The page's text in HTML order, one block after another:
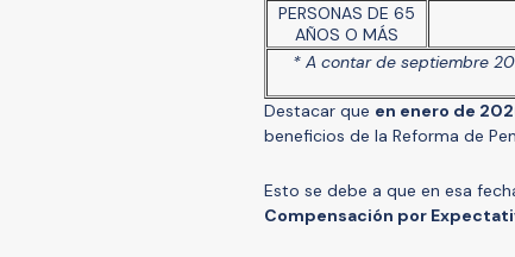
PERSONAS DE 65
AÑOS O MÁS
* A contar de septiembre
Destacar que en enero de
beneficios de la Reforma de
Esto se debe a que en esa
Compensación por